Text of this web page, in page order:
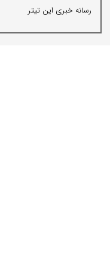
رسانه خبری این تیتر